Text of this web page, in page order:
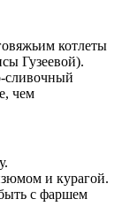
котлеты
Гузеевой).
сливочный
чем
и курагой.
с фаршем